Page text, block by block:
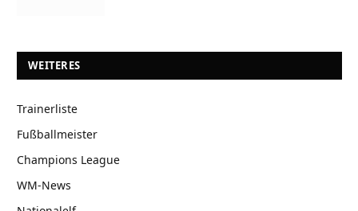
WEITERES
Trainerliste
Fußballmeister
Champions League
WM-News